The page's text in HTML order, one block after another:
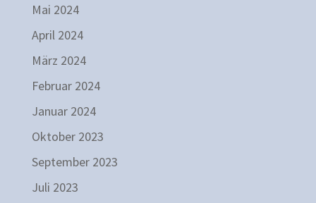
Mai 2024
April 2024
März 2024
Februar 2024
Januar 2024
Oktober 2023
September 2023
Juli 2023